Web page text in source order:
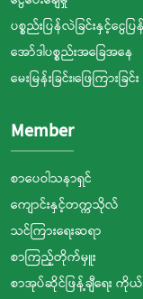
ပစ္စည်းပြန်လဲခြင်းနှင့်ငွေပြ
အော်ဒါပစ္စည်းအခြေအနေ
မေးမြန်းခြင်း၊ဖြေကြားခြင်း
Member
စာပေဝါသနာရှင်
ကျောင်းနှင့်တက္ကသိုလ်
သင်ကြားရေးဆရာ
စာကြည့်တိုက်မှူး
စာအုပ်ဆိုင်ဖြန့်ချီရေး ကို